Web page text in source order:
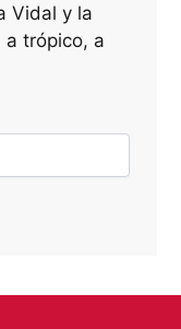
Vidal y la
a trópico, a